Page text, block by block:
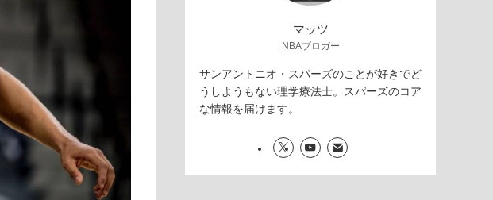
マッツ
NBAブロガー
サンアントニオ・スパーズのことが好きでど
うしようもない理学療法士。スパーズのコア
な情報を届けます。